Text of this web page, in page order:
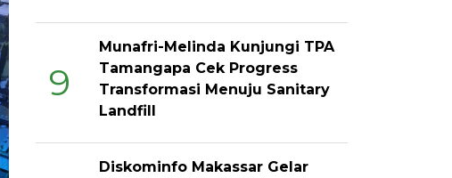
9
Munafri-Melinda Kunjungi TPA
Tamangapa Cek Progress
Transformasi Menuju Sanitary
Landfill
Diskominfo Makassar Gelar